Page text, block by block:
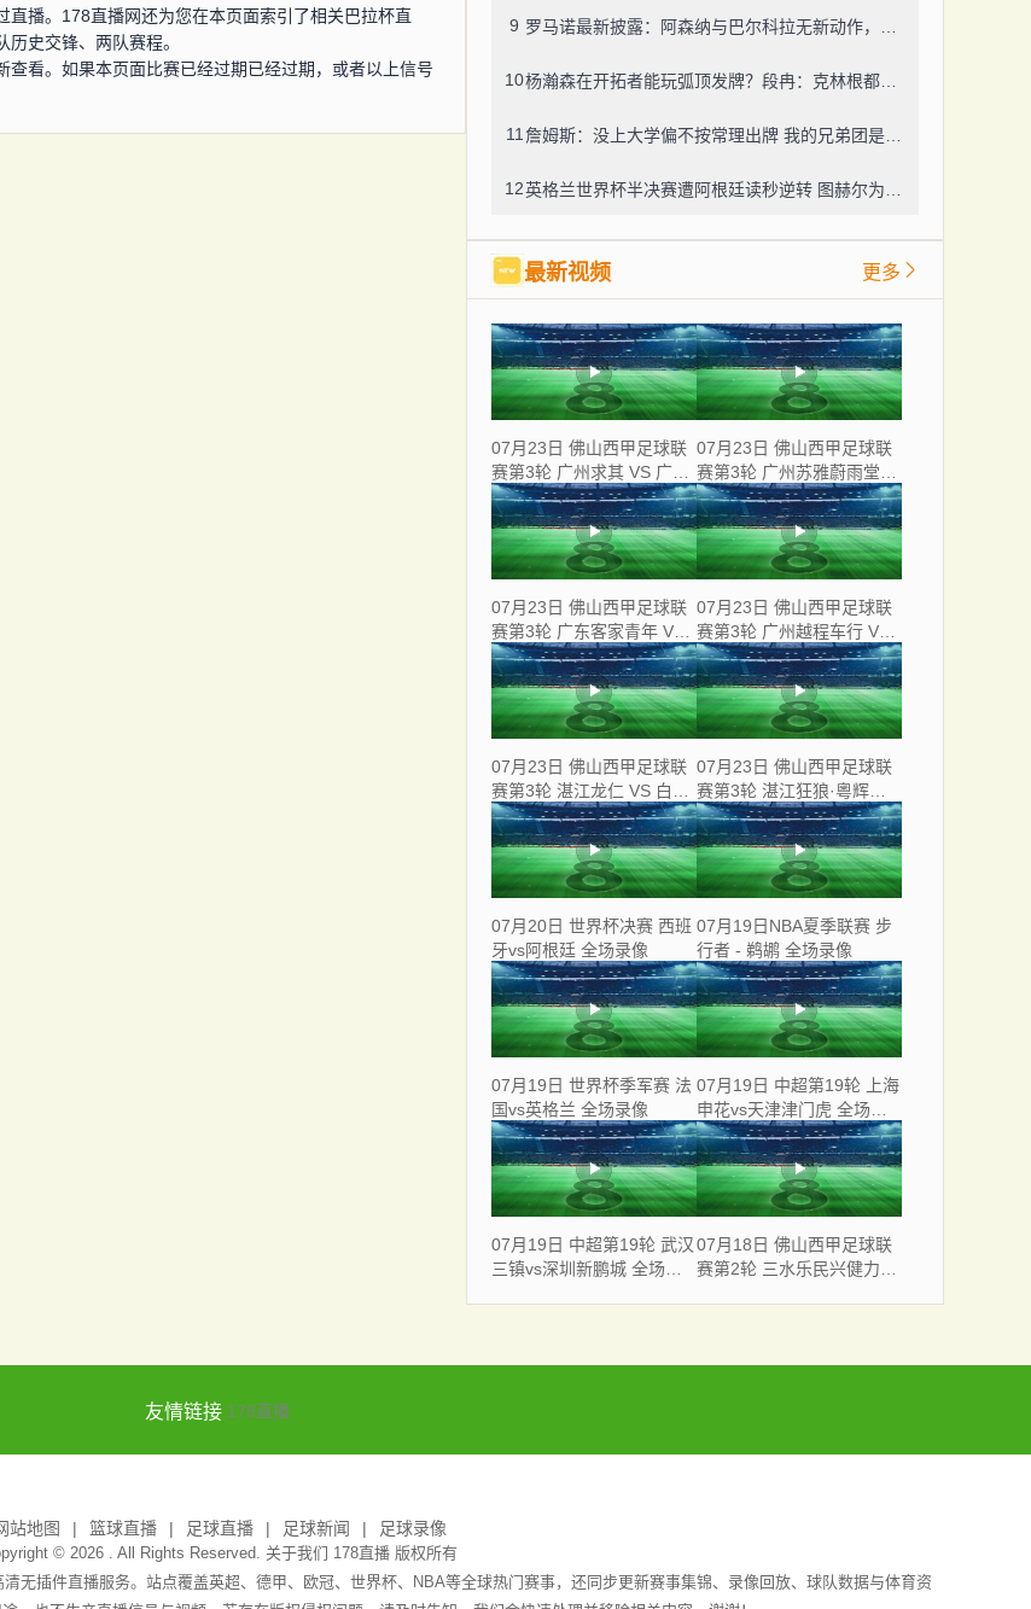
播。178直播网还为您在本页面索引了相关巴拉杯直
史交锋、两队赛程。
查看。如果本页面比赛已经过期已经过期，或者以上信号
9
10
11
12
最新视频 更多
07月23日 佛山西甲足球联
赛第3轮 广州求其 VS 广东
飞马 全场录像
07月23日 佛山西甲足球联
赛第3轮 广州苏雅蔚雨堂
VS 极速超鹰广州FC 全场
录像
07月23日 佛山西甲足球联
赛第3轮 广东客家青年 VS
三七互娱 全场录像
07月23日 佛山西甲足球联
赛第3轮 广州越程车行 VS
南山博鑫创科 全场录像
07月23日 佛山西甲足球联
赛第3轮 湛江龙仁 VS 白坭
兴龙 全场录像
07月23日 佛山西甲足球联
赛第3轮 湛江狂狼·粵辉能
源 VS 三水乐民兴健力宝 全
场录像
07月20日 世界杯决赛 西班
牙vs阿根廷 全场录像
07月19日NBA夏季联赛 步
行者 - 鹈鹕 全场录像
07月19日 世界杯季军赛 法
国vs英格兰 全场录像
07月19日 中超第19轮 上海
申花vs天津津门虎 全场录
像
07月19日 中超第19轮 武汉
三镇vs深圳新鹏城 全场录
07月18日 佛山西甲足球联
赛第2轮 三水乐民兴健力宝
友情链接 178直播
站地图 篮球直播 足球直播 足球新闻 足球录像
© 2026 . All Rights Reserved. 关于我们 178直播 版权所有
无插件直播服务。站点覆盖英超、德甲、欧冠、世界杯、NBA等全球热门赛事，还同步更新赛事集锦、录像回放、球队数据与体育资